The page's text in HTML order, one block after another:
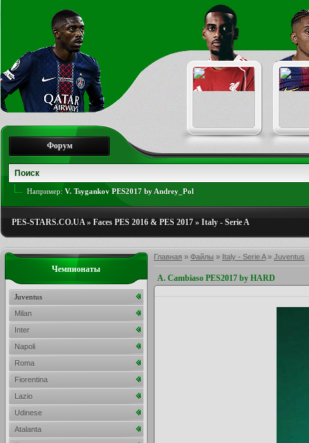
Форум
Например: V. Tsygankov PES2017 by Andrey_Pol
PES-STARS.CO.UA» Faces PES 2016 & PES 2017 » Italy - Serie A
Главная » Файлы » Italy - Serie A» Juventus
A. Cambiaso PES2017 by HARD
Чемпионаты
Juventus
Milan
Inter
Napoli
Roma
Fiorentina
Lazio
Udinese
Atalanta